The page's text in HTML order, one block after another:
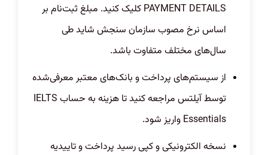
PAYMENT DETAILS کلیک کنید. مبلغ ثبت‌نام بر
اساس نرخ مصوب سازمان سنجش شاید طی
سال‌های مختلف متفاوت باشد.
از سیستم‌های پرداخت و بانک‌های معتبر معرفی‌شده
توسط آیلتس مراجعه کنید تا هزینه به حساب IELTS
Essentials واریز شود.
نسخه الکترونیکی و کپی رسید پرداخت و تاییدیه